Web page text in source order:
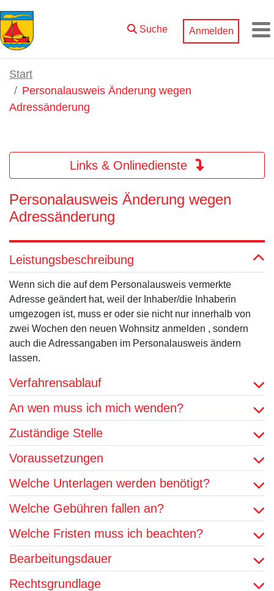
Zum Hauptinhalt springen
Suche
Anmelden
Start
Personalausweis Änderung wegen
Adressänderung
Links & Onlinedienste
Personalausweis Änderung wegen
Adressänderung
Leistungsbeschreibung
Wenn sich die auf dem Personalausweis vermerkte
Adresse geändert hat, weil der Inhaber/die Inhaberin
umgezogen ist, muss er oder sie nicht nur innerhalb von
zwei Wochen den neuen Wohnsitz anmelden , sondern
auch die Adressangaben im Personalausweis ändern
lassen.
Verfahrensablauf
An wen muss ich mich wenden?
Zuständige Stelle
Voraussetzungen
Welche Unterlagen werden benötigt?
Welche Gebühren fallen an?
Welche Fristen muss ich beachten?
Bearbeitungsdauer
Rechtsgrundlage